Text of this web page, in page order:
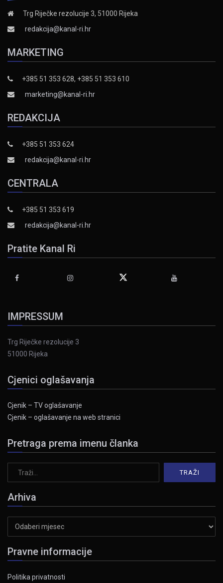
Trg Riječke rezolucije 3, 51000 Rijeka
redakcija@kanal-ri.hr
MARKETING
+385 51 353 628, +385 51 353 610
marketing@kanal-ri.hr
REDAKCIJA
+385 51 353 624
redakcija@kanal-ri.hr
CENTRALA
+385 51 353 619
redakcija@kanal-ri.hr
Pratite Kanal Ri
IMPRESSUM
Trg Riječke rezolucije 3
51000 Rijeka
Cjenici oglašavanja
Cjenik – TV oglašavanje
Cjenik – oglašavanje na web stranici
Pretraga prema imenu članka
Arhiva
Pravne informacije
Politika privatnosti